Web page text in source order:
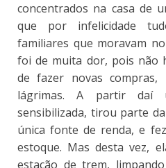
concentrados na casa de
que por infelicidade
familiares que moravam
foi de muita dor, pois não
de fazer novas
lágrimas. A partir daí
sensibilizada, tirou parte
única fonte de renda, e
estoque. Mas desta vez,
estação de trem,